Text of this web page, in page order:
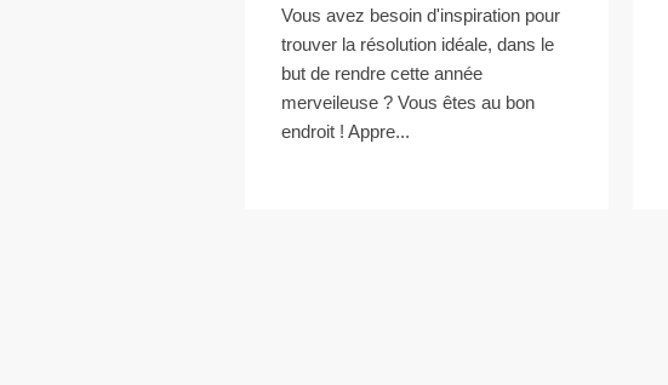
Vous avez besoin d'inspiration pour
trouver la résolution idéale, dans le
but de rendre cette année
merveileuse ? Vous êtes au bon
endroit ! Appre...